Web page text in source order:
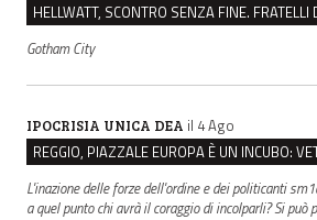
Gotham City
IPOCRISIA UNICA DEA il 4 Ago
L'inazione delle forze dell'ordine e dei politicanti
a quel punto chi avrà il coraggio di incolparli? Si può